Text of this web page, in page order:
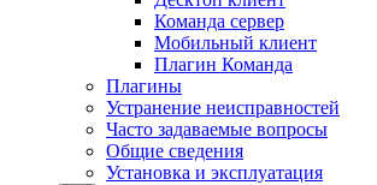
Команда сервер
Мобильный клиент
Плагин Команда
Плагины
Устранение неисправностей
Часто задаваемые вопросы
Общие сведения
Установка и эксплуатация